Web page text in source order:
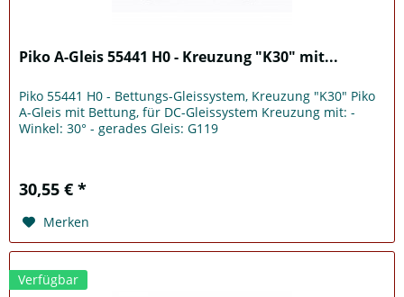
Piko A-Gleis 55441 H0 - Kreuzung "K30" mit...
Piko 55441 H0 - Bettungs-Gleissystem, Kreuzung "K30" Piko
A-Gleis mit Bettung, für DC-Gleissystem Kreuzung mit: -
Winkel: 30° - gerades Gleis: G119
30,55 € *
Merken
Verfügbar